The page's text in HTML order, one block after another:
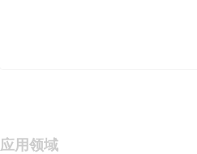
应用领域